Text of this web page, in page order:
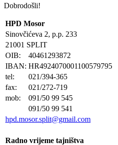
Dobrodošli!
HPD Mosor
Sinovčićeva 2, p.p. 233
21001 SPLIT
OIB:
40461293872
IBAN: HR4924070001100579795
tel:
021/394-365
fax:
021/272-719
mob:
091/50 99 545
091/50 99 541
hpd.mosor.split@gmail.com
Radno vrijeme tajništva